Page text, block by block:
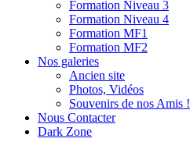
Formation Niveau 3
Formation Niveau 4
Formation MF1
Formation MF2
Nos galeries
Ancien site
Photos, Vidéos
Souvenirs de nos Amis !
Nous Contacter
Dark Zone